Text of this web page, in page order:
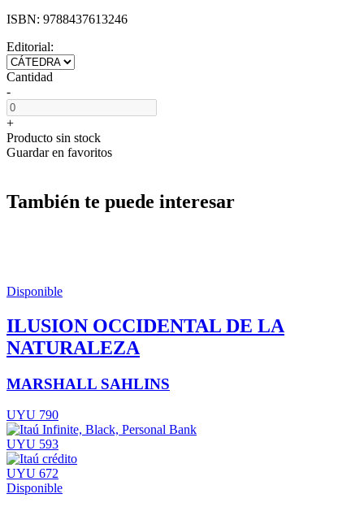
ISBN: 9788437613246
Editorial:
Cantidad
-
+
Producto sin stock
Guardar en favoritos
También te puede interesar
Disponible
ILUSION OCCIDENTAL DE LA
NATURALEZA
MARSHALL SAHLINS
UYU 790
UYU 593
UYU 672
Disponible